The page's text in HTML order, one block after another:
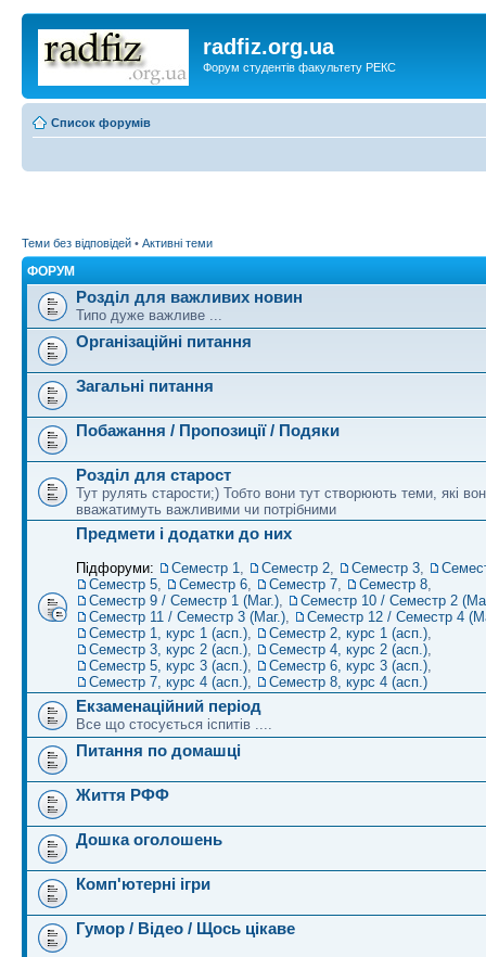
radfiz.org.ua
Форум студентів факультету РЕКС
Список форумів
Теми без відповідей • Активні теми
ФОРУМ
Розділ для важливих новин
Типо дуже важливе ...
Організаційні питання
Загальні питання
Побажання / Пропозиції / Подяки
Розділ для старост
Тут рулять старости;) Тобто вони тут створюють теми, які
вважатимуть важливими чи потрібними
Предмети і додатки до них
Підфоруми: Семестр 1, Семестр 2, Семестр 3,
Семестр 5, Семестр 6, Семестр 7, Семестр 8,
Семестр 9 / Семестр 1 (Маг.),
Семестр 10 / Семестр 2
Семестр 11 / Семестр 3 (Маг.),
Семестр 12 / Семестр 4
Семестр 1, курс 1 (асп.), Семестр 2, курс 1 (асп.),
Семестр 3, курс 2 (асп.), Семестр 4, курс 2 (асп.),
Семестр 5, курс 3 (асп.), Семестр 6, курс 3 (асп.),
Семестр 7, курс 4 (асп.), Семестр 8, курс 4 (асп.)
Екзаменаційний період
Все що стосується іспитів ....
Питання по домашці
Життя РФФ
Дошка оголошень
Комп'ютерні ігри
Гумор / Відео / Щось цікаве